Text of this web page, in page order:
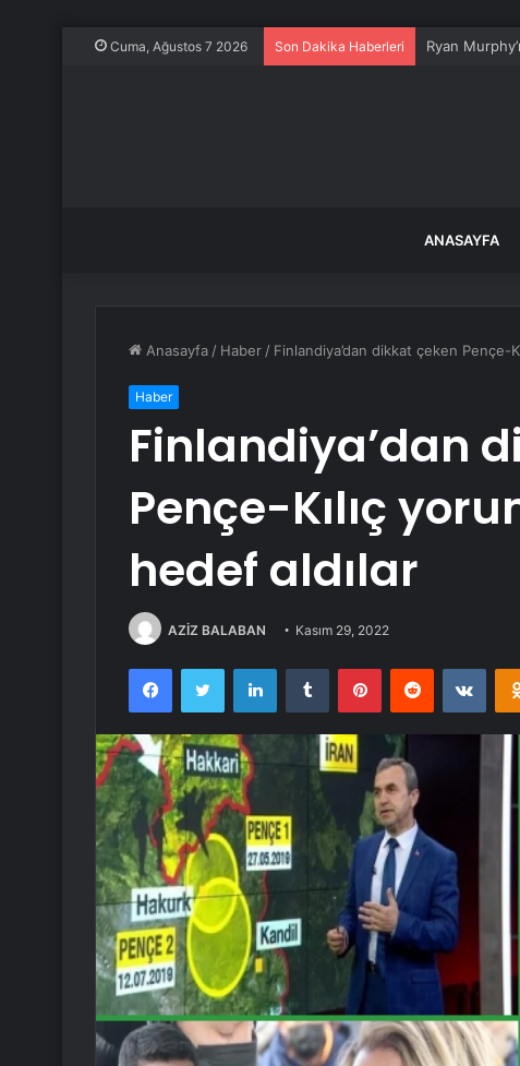
Cuma, Ağustos 7 2026 Son Dakika Haberleri
ANASAYFA
Anasayfa / Haber / Finlandiya’dan dikkat çeken Pençe-
Haber
Finlandiya’dan
Pençe-Kılıç
hedef aldılar
AZİZ BALABAN Kasım 29, 2022
FacebookTwitter LinkedInTumblr PinterestReddit